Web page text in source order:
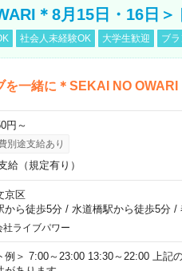
＊8月15日・16日
社会人未経験OK 大学生歓迎 ブ
を一緒に＊SEKAI NO
円～
別途支給あり
給（規定有り）
京区
から徒歩5分/ 水道橋駅から徒歩5分/
社ライブパワー
例＞ 7:00～23:00 13:30～22:00 上